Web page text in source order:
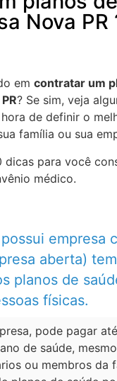
Nova PR
em contratar um
? Se sim, veja
de definir o
família ou sua
dicas para você
médico.
empresa
aberta) tem
planos de
físicas.
pode pagar
de saúde,
ou membros da